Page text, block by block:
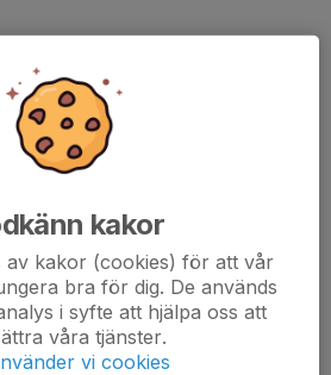
kakor
av kakor (cookies) för att vår
bra för dig. De används
i syfte att hjälpa oss att
våra tjänster.
vi cookies